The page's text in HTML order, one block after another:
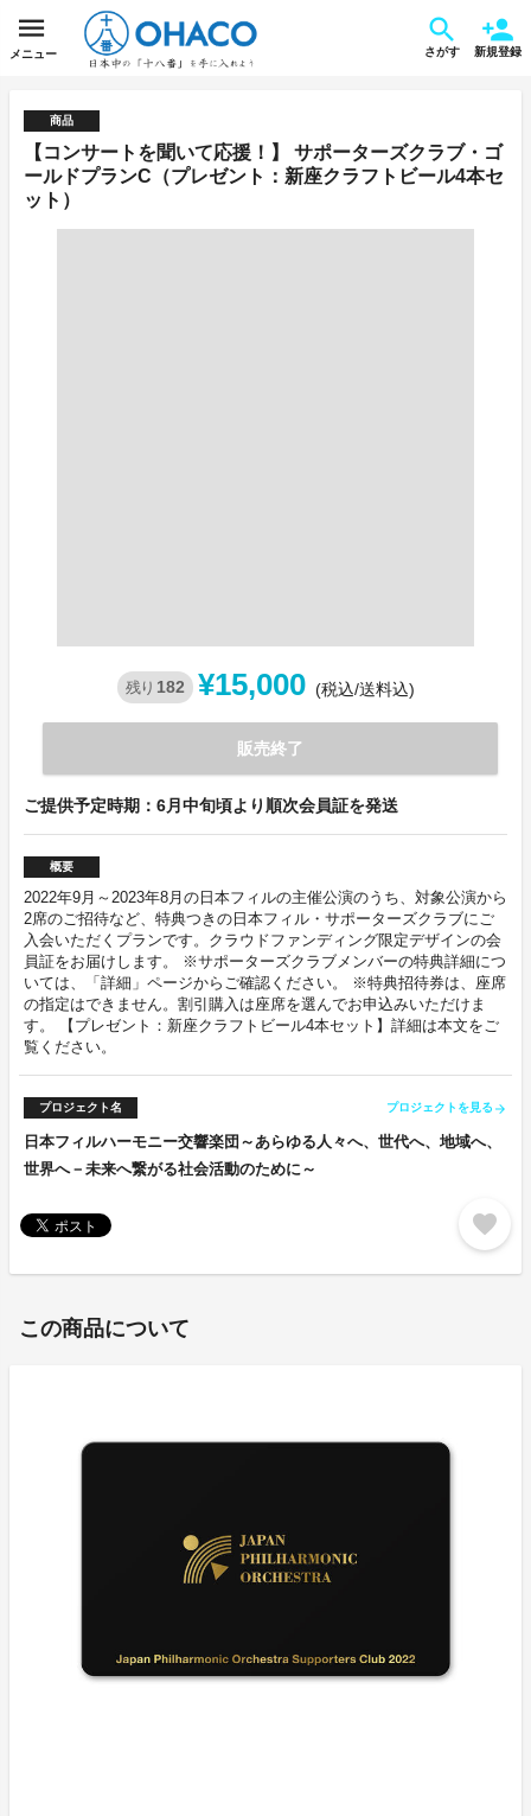
メニュー さがす 新規登録
商品
【コンサートを聞いて応援！】 サポーターズクラブ・ゴ
ールドプランC（プレゼント：新座クラフトビール4本セ
ット）
残り 182 ¥15,000 (税込/送料込)
販売終了
ご提供予定時期：6月中旬頃より順次会員証を発送
概要
2022年9月～2023年8月の日本フィルの主催公演のうち、対象公演から
2席のご招待など、特典つきの日本フィル・サポーターズクラブにご
入会いただくプランです。クラウドファンディング限定デザインの会
員証をお届けします。 ※サポーターズクラブメンバーの特典詳細につ
いては、「詳細」ページからご確認ください。 ※特典招待券は、座席
の指定はできません。割引購入は座席を選んでお申込みいただけま
す。 【プレゼント：新座クラフトビール4本セット】詳細は本文をご
覧ください。
プロジェクト名 プロジェクトを見る arrow_forward
日本フィルハーモニー交響楽団～あらゆる人々へ、世代へ、地域へ、
世界へ－未来へ繋がる社会活動のために～
favorite
この商品について